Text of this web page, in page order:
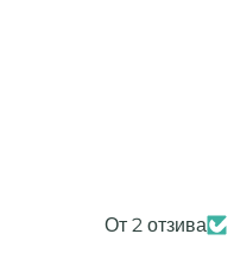
От 2 отзива